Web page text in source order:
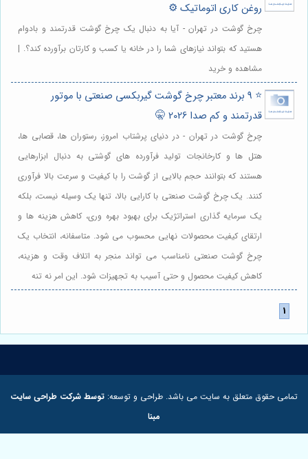
روغن کاری اتوماتیک ⚙️
چرخ گوشت در تهران - آیا به دنبال یک چرخ گوشت قدرتمند و بادوام
هستید که بتواند نیازهای شما را در خانه یا کسب و کارتان برآورده کند؟. |
مشاهده و خرید
⭐️ 9 برند معتبر چرخ گوشت گیربکسی صنعتی با موتور
قدرتمند و کم صدا 2026 🤫
چرخ گوشت در تهران - در دنیای پرشتاب امروز، رستوران ها، قصابی ها،
هتل ها و کارخانجات تولید فرآورده های گوشتی به دنبال ابزارهایی
هستند که بتوانند حجم بالایی از گوشت را با کیفیت و سرعت بالا فرآوری
کنند. یک چرخ گوشت صنعتی با کارایی بالا، تنها یک وسیله نیست، بلکه
یک سرمایه گذاری استراتژیک برای بهبود بهره وری، کاهش هزینه ها و
ارتقای کیفیت محصولات نهایی محسوب می شود. متاسفانه، انتخاب یک
چرخ گوشت صنعتی نامناسب می تواند منجر به اتلاف وقت و هزینه،
کاهش کیفیت محصول و حتی آسیب به تجهیزات شود. این امر نه تنه
حقوق متعلق به سایت می باشد. طراحی و توسعه:توسط شرکت طراحی سایت